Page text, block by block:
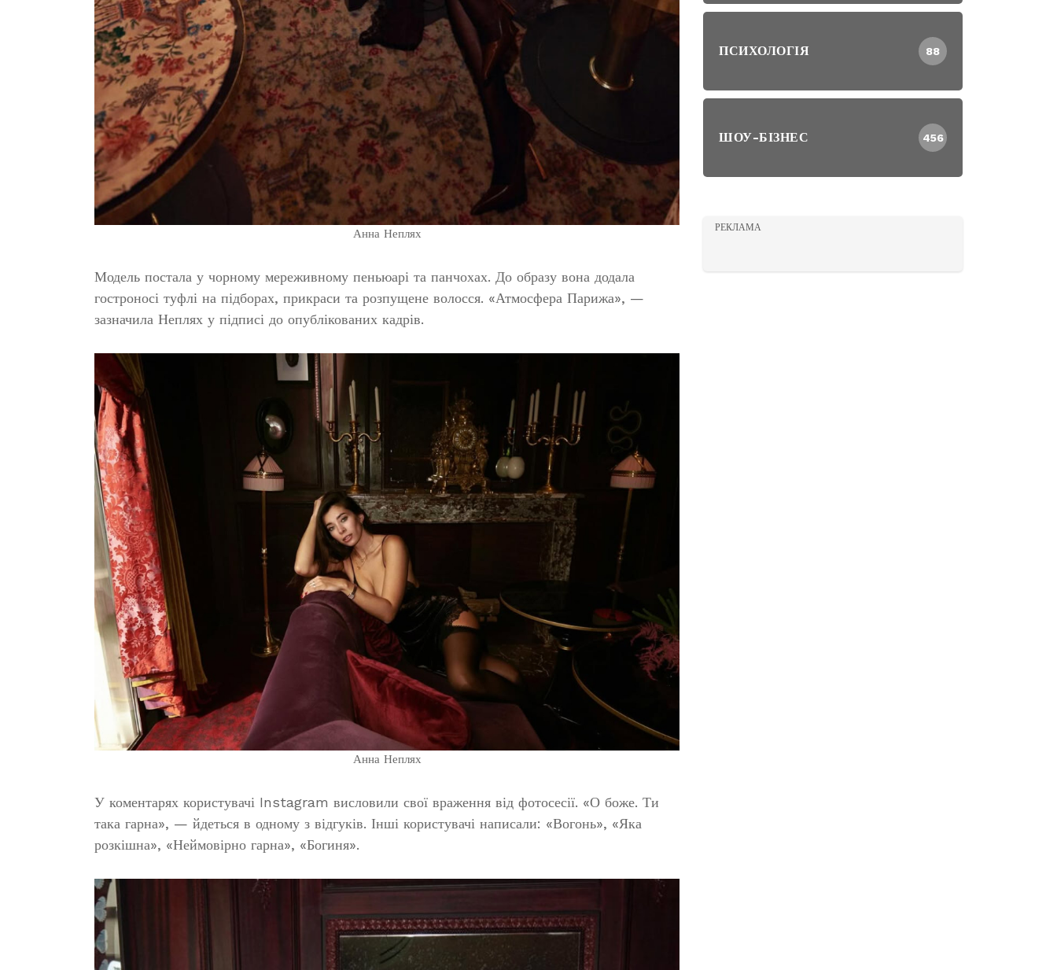
Анна Неплях
Модель постала у чорному мереживному пеньюарі та панчохах. До образу вона додала
гостроносі туфлі на підборах, прикраси та розпущене волосся. «Атмосфера Парижа», —
зазначила Неплях у підписі до опублікованих кадрів.
Анна Неплях
У коментарях користувачі Instagram висловили свої враження від фотосесії. «О боже. Ти
така гарна», — йдеться в одному з відгуків. Інші користувачі написали: «Вогонь», «Яка
розкішна», «Неймовірно гарна», «Богиня».
ПСИХОЛОГІЯ 88
ШОУ-БІЗНЕС 456
РЕКЛАМА